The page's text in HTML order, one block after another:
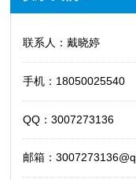
联系人：戴晓婷
手机：18050025540
QQ：3007273136
邮箱：